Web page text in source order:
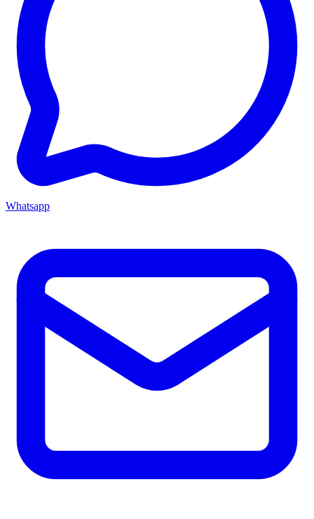
Whatsapp